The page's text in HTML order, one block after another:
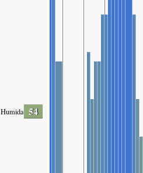
Humidade54